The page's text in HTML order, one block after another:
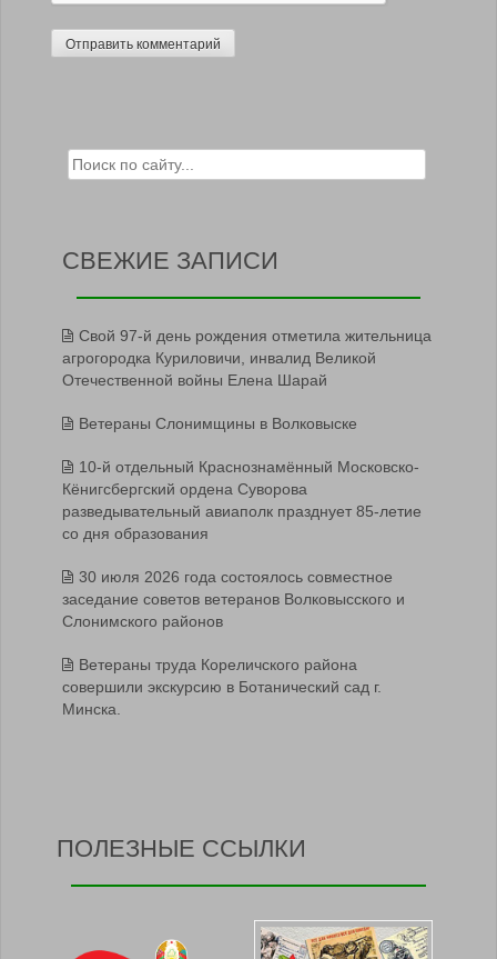
Search for:
СВЕЖИЕ ЗАПИСИ
Свой 97-й день рождения отметила жительница
агрогородка Куриловичи, инвалид Великой
Отечественной войны Елена Шарай
Ветераны Слонимщины в Волковыске
10-й отдельный Краснознамённый Московско-
Кёнигсбергский ордена Суворова
разведывательный авиаполк празднует 85-летие
со дня образования
30 июля 2026 года состоялось совместное
заседание советов ветеранов Волковысского и
Слонимского районов
Ветераны труда Кореличского района
совершили экскурсию в Ботанический сад г.
Минска.
ПОЛЕЗНЫЕ ССЫЛКИ